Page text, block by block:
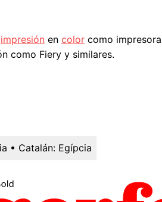
impresión en color como
como Fiery y similares.
• Catalán: Egípcia